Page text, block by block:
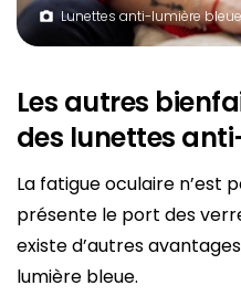
Lunettes anti-lumière
Les autres
des lunettes
La fatigue oculaire n’est
présente le port des
existe d’autres
lumière bleue.